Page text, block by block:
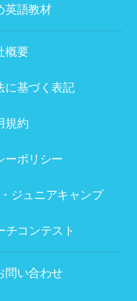
英語教材
概要
に基づく表記
規約
ーポリシー
ジュニアキャンプ
チコンテスト
問い合わせ